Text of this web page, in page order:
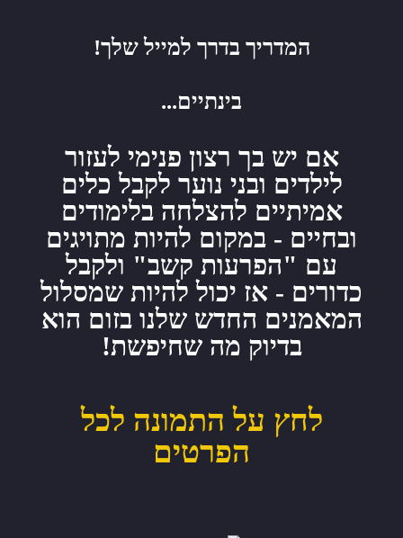
המדריך בדרך למייל שלך!
בינתיים...
אם יש בך רצון פנימי לעזור
לילדים ובני נוער לקבל כלים
אמיתיים להצלחה בלימודים
ובחיים - במקום להיות מתויגים
עם "הפרעות קשב" ולקבל
כדורים - אז יכול להיות שמסלול
המאמנים החדש שלנו בזום הוא
בדיוק מה שחיפשת!
לחץ על התמונה לכל
הפרטים